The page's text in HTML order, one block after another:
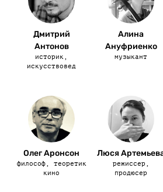
Дмитрий
Антонов
историк,
искусствовед
Алина
Ануфриенко
музыкант
Олег Аронсон
философ, теоретик
кино
Люся
режиссер,
продюсер